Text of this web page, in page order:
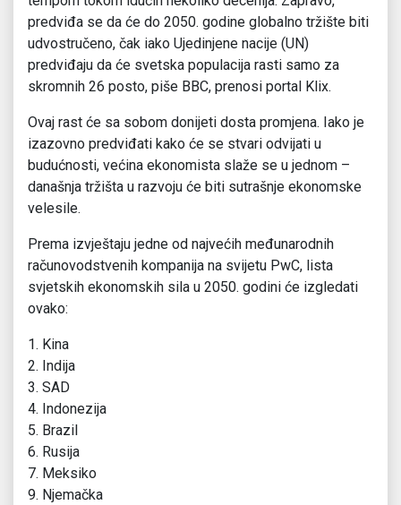
predviđa se da će do 2050. godine globalno tržište biti
udvostručeno, čak iako Ujedinjene nacije (UN)
predviđaju da će svetska populacija rasti samo za
skromnih 26 posto, piše BBC, prenosi portal Klix.
Ovaj rast će sa sobom donijeti dosta promjena. Iako je
izazovno predviđati kako će se stvari odvijati u
budućnosti, većina ekonomista slaže se u jednom –
današnja tržišta u razvoju će biti sutrašnje ekonomske
velesile.
Prema izvještaju jedne od najvećih međunarodnih
računovodstvenih kompanija na svijetu PwC, lista
svjetskih ekonomskih sila u 2050. godini će izgledati
ovako:
1. Kina
2. Indija
3. SAD
4. Indonezija
5. Brazil
6. Rusija
7. Meksiko
9. Njemačka